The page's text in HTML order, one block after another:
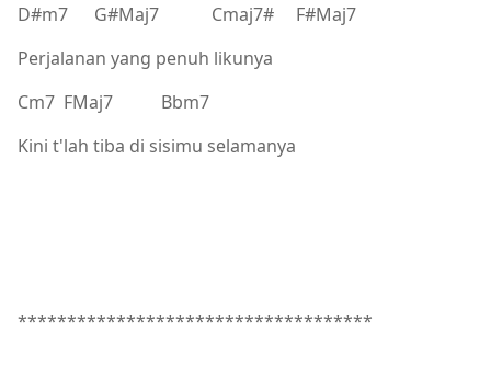
D#m7 G#Maj7 Cmaj7# F#Maj7
Perjalanan yang penuh likunya
Cm7 FMaj7 Bbm7
Kini t'lah tiba di sisimu selamanya
************************************